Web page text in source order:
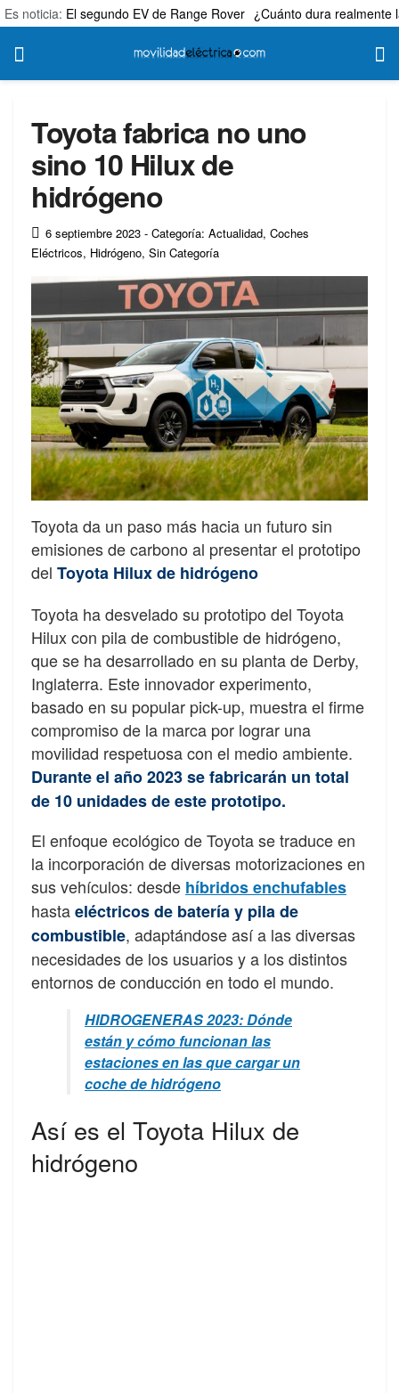
Es noticia: El segundo EV de Range Rover ¿Cuánto dura realmente
Toyota fabrica no uno
sino 10 Hilux de
hidrógeno
6 septiembre 2023 - Categoría: Actualidad, Coches
Eléctricos, Hidrógeno, Sin Categoría
Toyota da un paso más hacia un futuro sin
emisiones de carbono al presentar el prototipo
del Toyota Hilux de hidrógeno
Toyota ha desvelado su prototipo del Toyota
Hilux con pila de combustible de hidrógeno,
que se ha desarrollado en su planta de Derby,
Inglaterra. Este innovador experimento,
basado en su popular pick-up, muestra el firme
compromiso de la marca por lograr una
movilidad respetuosa con el medio ambiente.
Durante el año 2023 se fabricarán un total
de 10 unidades de este prototipo.
El enfoque ecológico de Toyota se traduce en
la incorporación de diversas motorizaciones en
sus vehículos: desde híbridos enchufables
hastaeléctricos de batería y pila de
combustible, adaptándose así a las diversas
necesidades de los usuarios y a los distintos
entornos de conducción en todo el mundo.
HIDROGENERAS 2023: Dónde
están y cómo funcionan las
estaciones en las que cargar un
coche de hidrógeno
Así es el Toyota Hilux de
hidrógeno